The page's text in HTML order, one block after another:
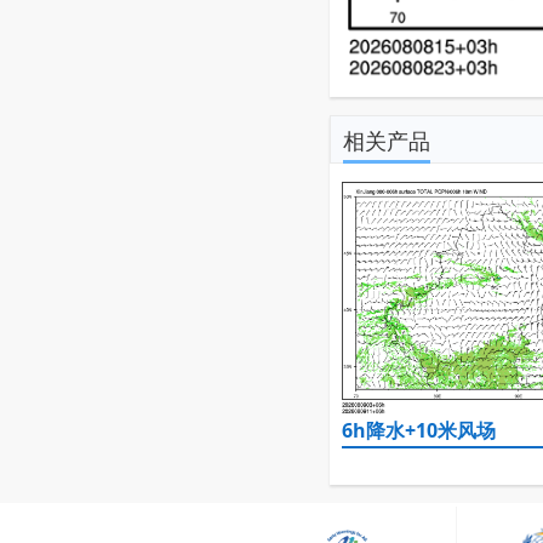
相关产品
6h降水+10米风场